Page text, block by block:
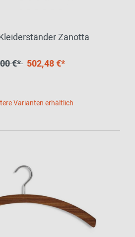
Zanotta
€* 502,48 €*
Varianten erhältlich